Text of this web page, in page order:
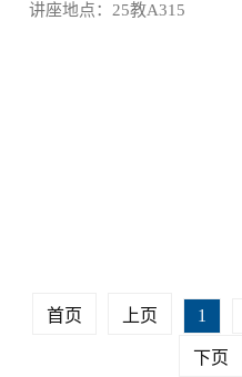
讲座地点：25教A315
首页 上页 1
下页